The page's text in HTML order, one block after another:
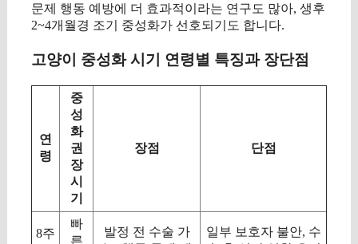
문제 행동 예방에 더 효과적이라는 연구도 많아, 생후
2~4개월경 조기 중성화가 선호되기도 합니다.
고양이 중성화 시기 연령별 특징과 장단점
연
령
중
성
화
권
장
시
기
장점 단점
8주
빠
른
발정 전 수술 가
일부 보호자 불안, 수